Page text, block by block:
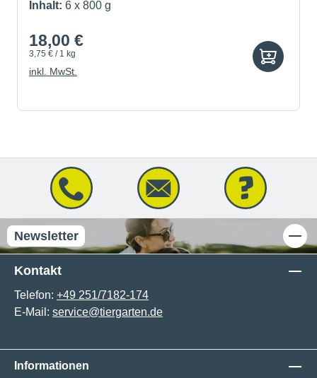
Inhalt: 6 x 800 g
18,00 €
3,75 € / 1 kg
inkl. MwSt.
Newsletter
Kontakt
Telefon: +49 251/7182-174
E-Mail: service@tiergarten.de
Informationen